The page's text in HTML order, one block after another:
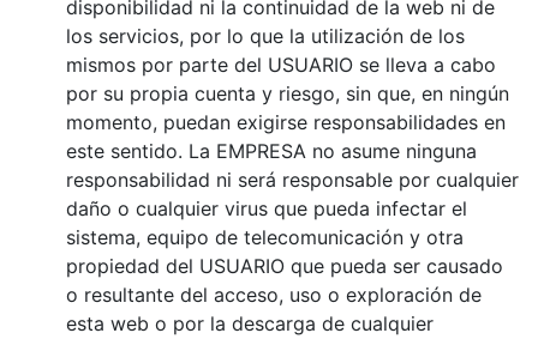
disponibilidad ni la continuidad de la web ni de
los servicios, por lo que la utilización de los
mismos por parte del USUARIO se lleva a cabo
por su propia cuenta y riesgo, sin que, en ningún
momento, puedan exigirse responsabilidades en
este sentido. La EMPRESA no asume ninguna
responsabilidad ni será responsable por cualquier
daño o cualquier virus que pueda infectar el
sistema, equipo de telecomunicación y otra
propiedad del USUARIO que pueda ser causado
o resultante del acceso, uso o exploración de
esta web o por la descarga de cualquier